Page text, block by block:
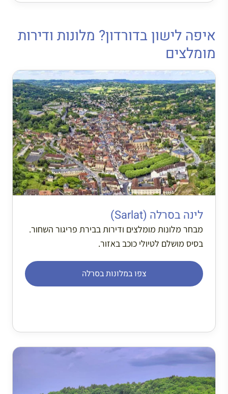
איפה לישון בדורדון? מלונות ודירות
מומלצים
לינה בסרלה (Sarlat)
מבחר מלונות מומלצים ודירות בבירת פריגור השחור.
בסיס מושלם לטיולי כוכב באזור.
צפו במלונות בסרלה